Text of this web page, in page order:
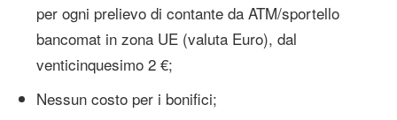
per ogni prelievo di contante da ATM/sportello
bancomat in zona UE (valuta Euro), dal
venticinquesimo 2 €;
Nessun costo per i bonifici;